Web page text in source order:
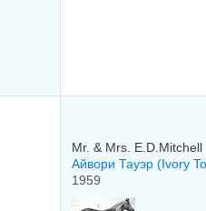
Mr. & Mrs. E.D.Mitchell
Айвори Тауэр (Ivory
1959